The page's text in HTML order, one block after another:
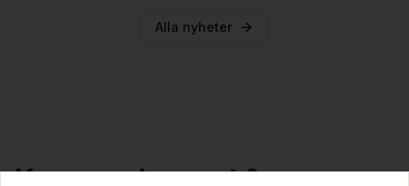
Alla nyheter
Kommande event &